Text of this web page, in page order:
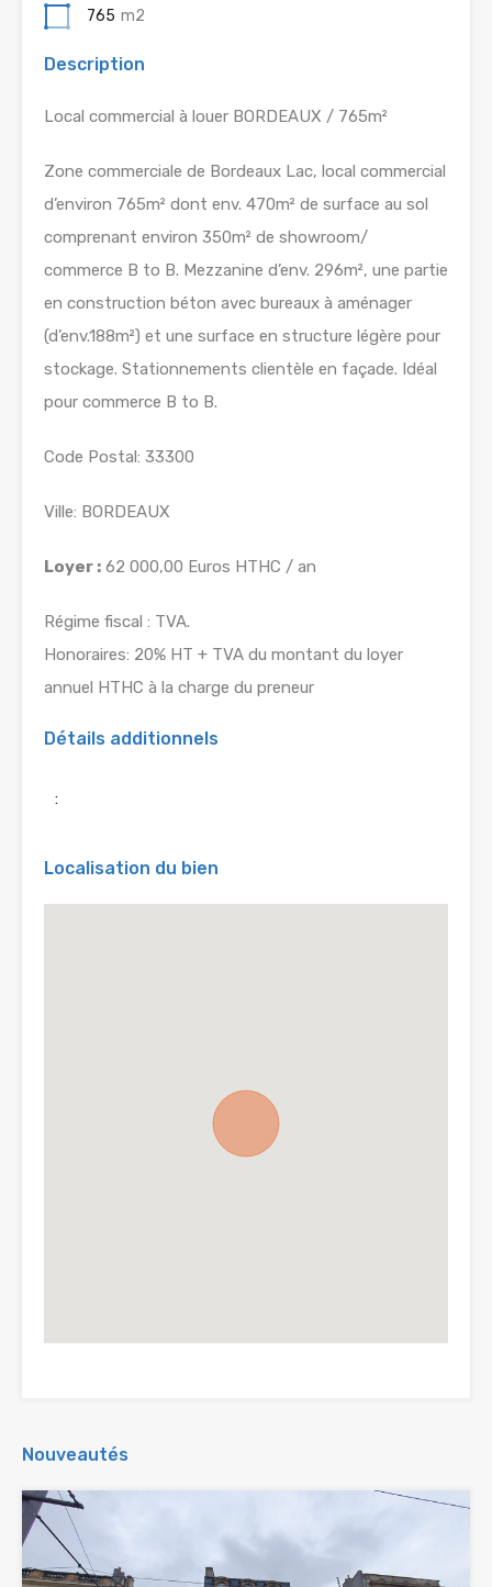
765 m2
Description
Local commercial à louer BORDEAUX / 765m²
Zone commerciale de Bordeaux Lac, local commercial
d’environ 765m² dont env. 470m² de surface au sol
comprenant environ 350m² de showroom/
commerce B to B. Mezzanine d’env. 296m², une partie
en construction béton avec bureaux à aménager
(d’env.188m²) et une surface en structure légère pour
stockage. Stationnements clientèle en façade. Idéal
pour commerce B to B.
Code Postal: 33300
Ville: BORDEAUX
Loyer : 62 000,00 Euros HTHC / an
Régime fiscal : TVA.
Honoraires: 20% HT + TVA du montant du loyer
annuel HTHC à la charge du preneur
Détails additionnels
:
Localisation du bien
Nouveautés